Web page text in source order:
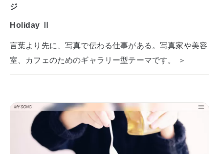
ジ
Holiday Ⅱ
言葉より先に、写真で伝わる仕事がある。写真家や美容
室、カフェのためのギャラリー型テーマです。 ＞